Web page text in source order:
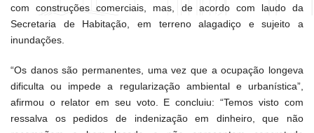
com construções comerciais, mas, de acordo com laudo da
Secretaria de Habitação, em terreno alagadiço e sujeito a
inundações.
“Os danos são permanentes, uma vez que a ocupação longeva
dificulta ou impede a regularização ambiental e urbanística”,
afirmou o relator em seu voto. E concluiu: “Temos visto com
ressalva os pedidos de indenização em dinheiro, que não